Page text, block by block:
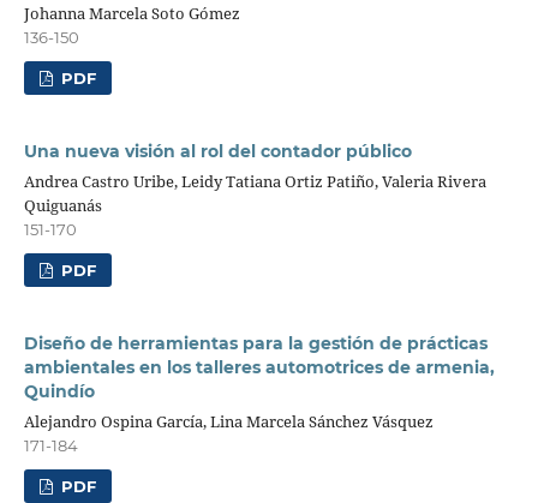
Johanna Marcela Soto Gómez
136-150
PDF
Una nueva visión al rol del contador público
Andrea Castro Uribe, Leidy Tatiana Ortiz Patiño, Valeria Rivera
Quiguanás
151-170
PDF
Diseño de herramientas para la gestión de prácticas
ambientales en los talleres automotrices de armenia,
Quindío
Alejandro Ospina García, Lina Marcela Sánchez Vásquez
171-184
PDF